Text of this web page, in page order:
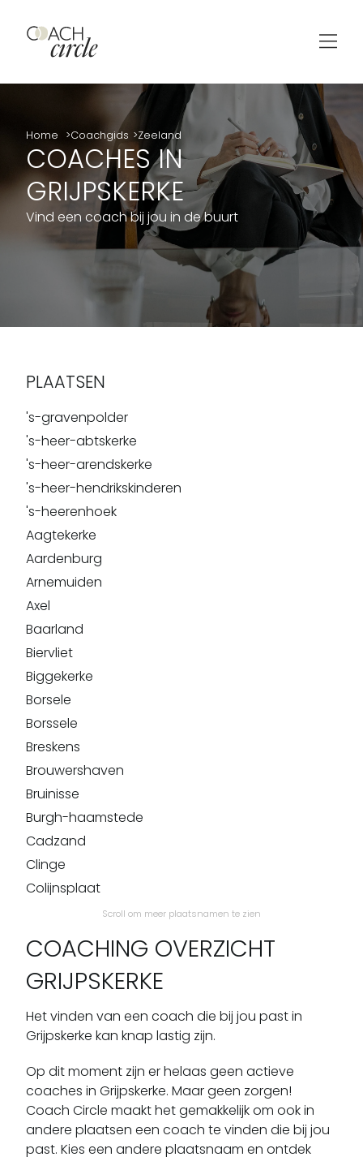
Home Coachgids Zeeland
COACHES IN
GRIJPSKERKE
Vind een coach bij jou in de buurt
PLAATSEN
's-gravenpolder
's-heer-abtskerke
's-heer-arendskerke
's-heer-hendrikskinderen
's-heerenhoek
Aagtekerke
Aardenburg
Arnemuiden
Axel
Baarland
Biervliet
Biggekerke
Borsele
Borssele
Breskens
Brouwershaven
Bruinisse
Burgh-haamstede
Cadzand
Clinge
Colijnsplaat
Driewegen
Eede
Ellewoutsdijk
Geersdijk
Goes
Graauw
Grijpskerke
Scroll om meer plaatsnamen te zien
COACHING OVERZICHT
GRIJPSKERKE
Het vinden van een coach die bij jou past in
Grijpskerke kan knap lastig zijn.
Op dit moment zijn er helaas geen actieve
coaches in Grijpskerke. Maar geen zorgen!
Coach Circle maakt het gemakkelijk om ook in
andere plaatsen een coach te vinden die bij jou
past. Kies een andere plaatsnaam en ontdek